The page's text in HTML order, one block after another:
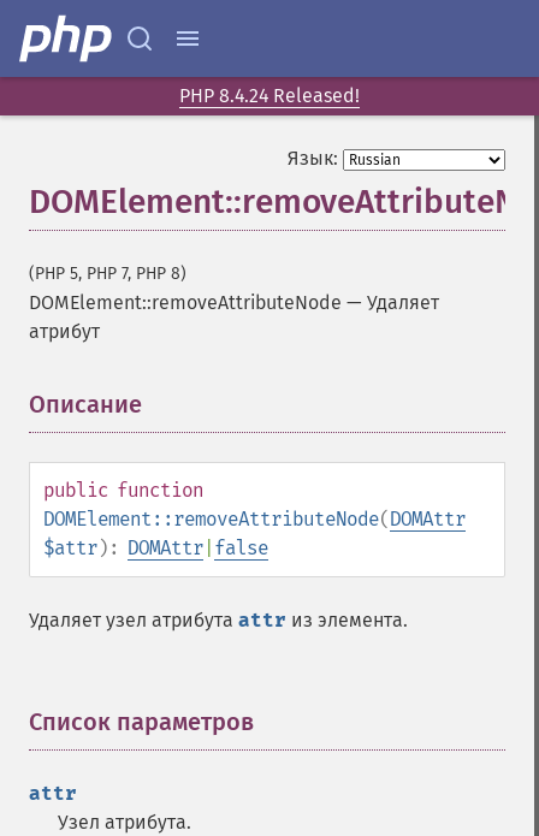
PHP 8.4.24 Released!
Язык:
(PHP 5, PHP 7, PHP 8)
DOMElement::removeAttributeNode — Удаляет
атрибут
Описание
public function
DOMElement::removeAttributeNode(DOMAttr
$attr): DOMAttr false
Удаляет узел атрибута attr из элемента.
Список параметров
attr
Узел атрибута.